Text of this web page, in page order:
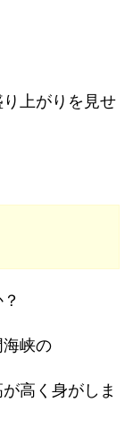
上がりを見せ
峡の
高く身がしま